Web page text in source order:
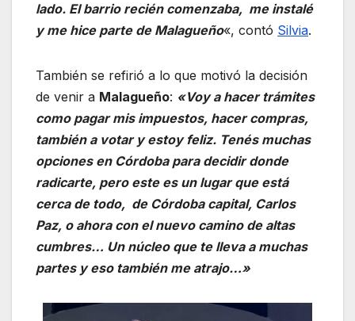
lado. El barrio recién comenzaba, me instalé
y me hice parte de Malagueño«, contó Silvia.
También se refirió a lo que motivó la decisión
de venir a Malagueño: «Voy a hacer trámites
como pagar mis impuestos, hacer compras,
también a votar y estoy feliz. Tenés muchas
opciones en Córdoba para decidir donde
radicarte, pero este es un lugar que está
cerca de todo, de Córdoba capital, Carlos
Paz, o ahora con el nuevo camino de altas
cumbres… Un núcleo que te lleva a muchas
partes y eso también me atrajo…»